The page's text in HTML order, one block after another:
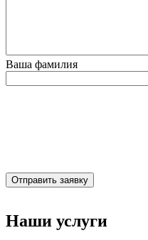
Ваша фамилия
Отправить заявку
Наши услуги